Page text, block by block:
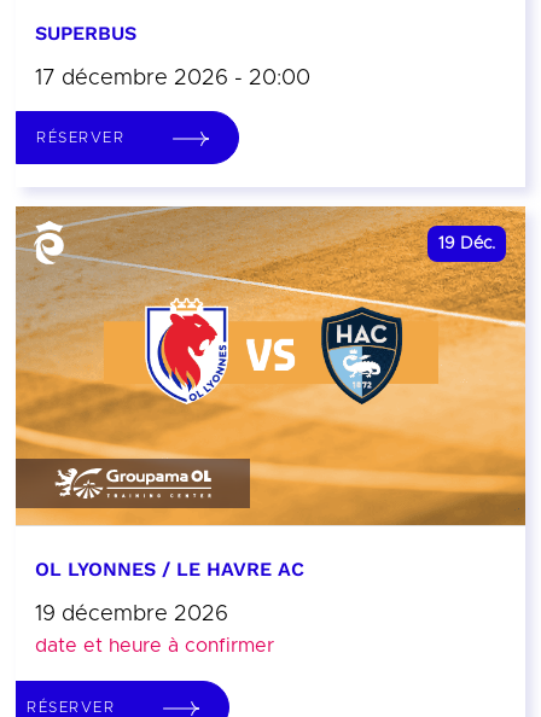
SUPERBUS
17 décembre 2026 - 20:00
RÉSERVER
19 Déc.
OL LYONNES / LE HAVRE AC
19 décembre 2026
date et heure à confirmer
RÉSERVER